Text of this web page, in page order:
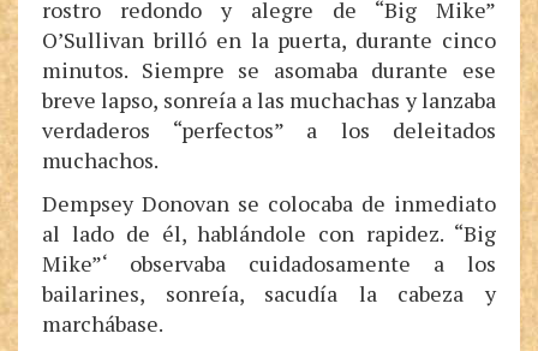
rostro redondo y alegre de “Big Mike”
O’Sullivan brilló en la puerta, durante cinco
minutos. Siempre se asomaba durante ese
breve lapso, sonreía a las muchachas y lanzaba
verdaderos “perfectos” a los deleitados
muchachos.
Dempsey Donovan se colocaba de inmediato
al lado de él, hablándole con rapidez. “Big
Mike”‘ observaba cuidadosamente a los
bailarines, sonreía, sacudía la cabeza y
marchábase.